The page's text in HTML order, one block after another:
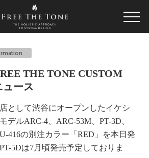
THE TONE CUSTOM
ュース
として渋谷にオープンしたイケシ
デルARC-4、ARC-53M、PT-3D、
416の別注カラー「RED」を本日発
5Dは7月頃発売予定しておりま